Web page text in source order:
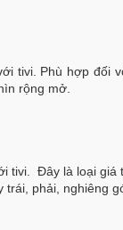
tivi. Phù hợp đối
rộng mở.
Đây là loại
phải, nghiêng